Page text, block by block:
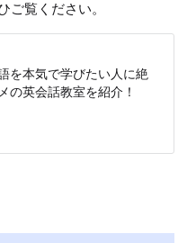
ご覧ください。
を本気で学びたい人に絶
の英会話教室を紹介！